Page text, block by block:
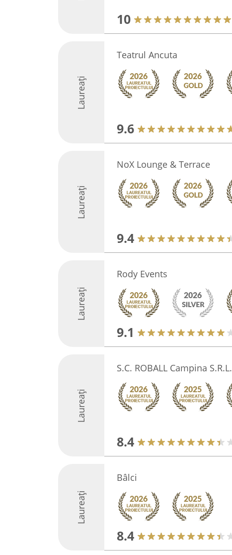
10
Laureați
Teatrul Ancuta
9.6
Laureați
NoX Lounge & Terrace
9.4
Laureați
Rody Events
9.1
Laureați
S.C. ROBALL Campina S.R.L.
8.4
Laureați
Bâlci
8.4